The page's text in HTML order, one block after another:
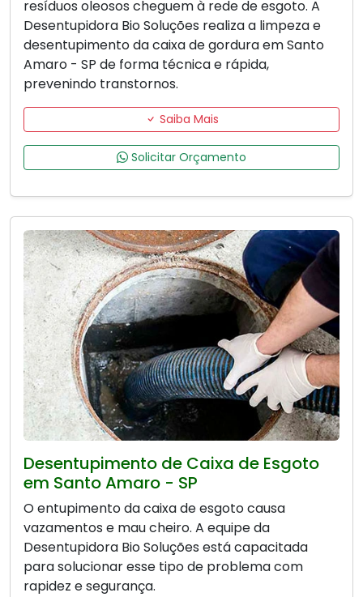
resíduos oleosos cheguem à rede de esgoto. A
Desentupidora Bio Soluções realiza a limpeza e
desentupimento da caixa de gordura em Santo
Amaro - SP de forma técnica e rápida,
prevenindo transtornos.
Saiba Mais
Solicitar Orçamento
Desentupimento de Caixa de Esgoto
em Santo Amaro - SP
O entupimento da caixa de esgoto causa
vazamentos e mau cheiro. A equipe da
Desentupidora Bio Soluções está capacitada
para solucionar esse tipo de problema com
rapidez e segurança.